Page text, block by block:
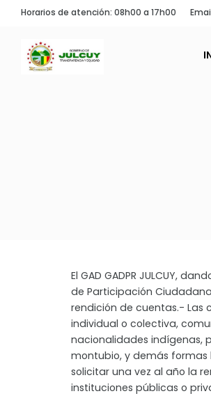
Horarios de atención: 08h00 a 17h00
El GAD GADPR JULCUY,
de Participación
rendición de cuentas.- Las
individual o colectiva,
nacionalidades indígenas,
montubio, y demás
solicitar una vez al año la
instituciones públicas o